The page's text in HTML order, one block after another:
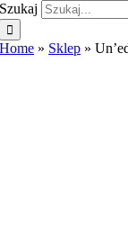
Szukaj
Home » Sklep »